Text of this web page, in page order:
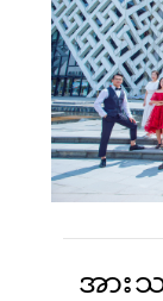
ကောင်းမွန်သ
ပျိုးထောင်ခဲ့ပ
လုပ်ဖော်ကိုင်ဖ
ကို ရရှိခဲ့သည်
အား